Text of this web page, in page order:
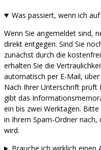
Was passiert, wenn ich
Wenn Sie angemeldet sind,
direkt entgegen. Sind Sie
zunächst durch die
erhalten Sie die
automatisch per E-Mail,
Nach Ihrer Unterschrift prüft
gibt das
ein bis zwei Werktagen.
in Ihrem Spam-Ordner
wird.